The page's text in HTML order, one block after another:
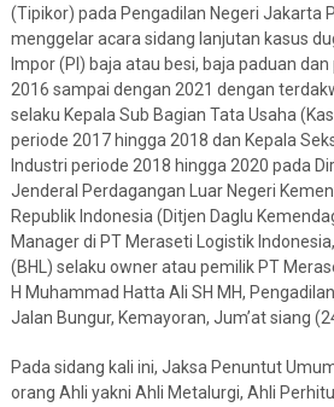
(Tipikor) pada Pengadilan Negeri Jakarta
menggelar acara sidang lanjutan kasus
Impor (PI) baja atau besi, baja paduan
2016 sampai dengan 2021 dengan
selaku Kepala Sub Bagian Tata Usaha
periode 2017 hingga 2018 dan Kepala
Industri periode 2018 hingga 2020 pada
Jenderal Perdagangan Luar Negeri
Republik Indonesia (Ditjen Daglu
Manager di PT Meraseti Logistik
(BHL) selaku owner atau pemilik PT
H Muhammad Hatta Ali SH MH,
Jalan Bungur, Kemayoran, Jum’at siang
Pada sidang kali ini, Jaksa Penuntut
orang Ahli yakni Ahli Metalurgi, Ahli